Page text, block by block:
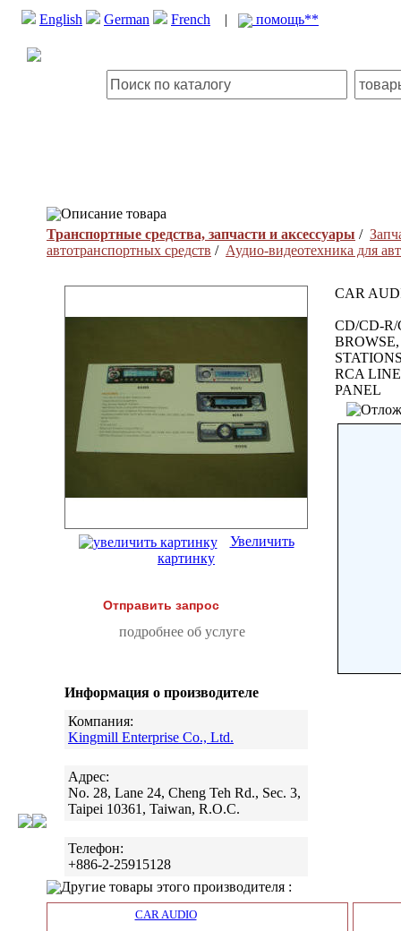
English German French | помощь**
Описание товара
Транспортные средства, запчасти и аксессуары /
автотранспортных средств / Аудио-видеотехника для
Увеличить
картинку
Отправить запрос
подробнее об услуге
Информация о производителе
Компания:
Kingmill Enterprise Co., Ltd.
Адрес:
No. 28, Lane 24, Cheng Teh Rd., Sec. 3,
Taipei 10361, Taiwan, R.O.C.
Телефон:
+886-2-25915128
CAR
CD/CD-
RCA
PANEL
Другие товары этого производителя :
CAR AUDIO